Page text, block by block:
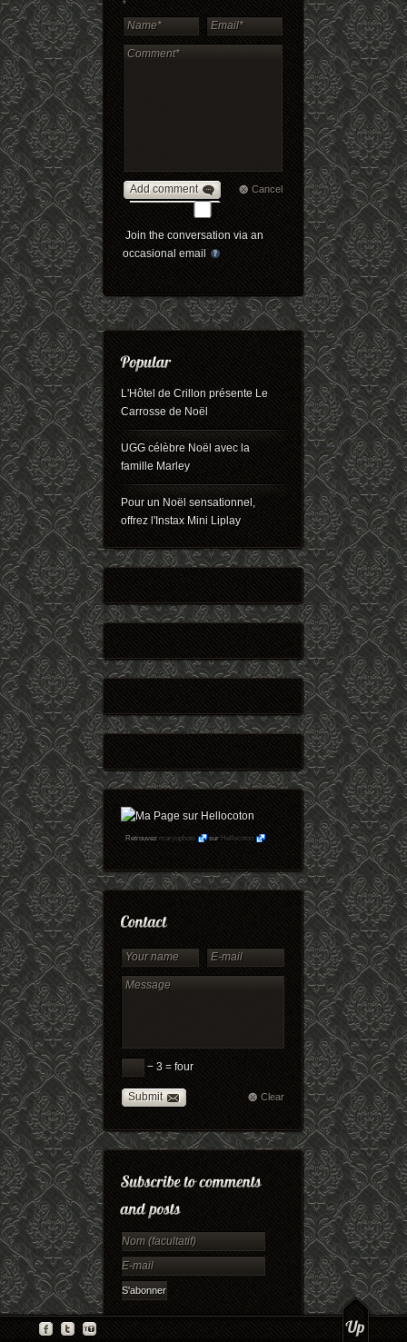
*
Add comment Cancel
Join the conversation via an
occasional email
L'Hôtel de Crillon présente Le
Carrosse de Noël
UGG célèbre Noël avec la
famille Marley
Pour un Noël sensationnel,
offrez l'Instax Mini Liplay
Retrouvezmaryophoto surHellocoton
− 3 = four
Submit Clear